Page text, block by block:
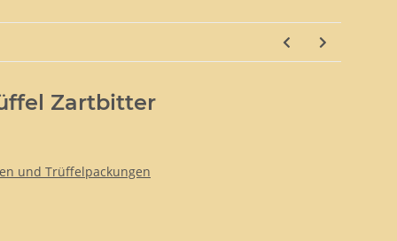
Zartbitter
und Trüffelpackungen